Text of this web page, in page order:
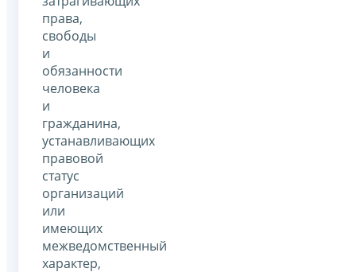
права,
свободы
и
обязанности
человека
и
гражданина,
устанавливающих
правовой
статус
организаций
или
имеющих
межведомственный
характер,